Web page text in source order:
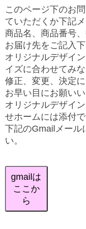
このページ下のお
ていただくか下記
商品名、商品番号
お届け先をご記入下
オリジナルデザイ
イズに合わせてみ
修正、変更、決定
お早い目にお願いい
オリジナルデザイ
せホームには添付
下記のGmailメール
い。
gmailは
ここか
ら